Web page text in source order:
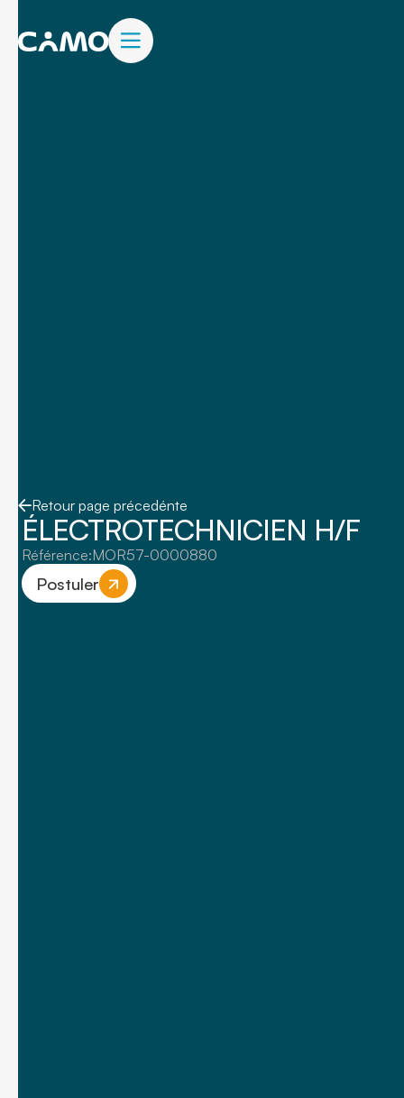
Retour page précedénte
ÉLECTROTECHNICIEN H/F
Référence:MOR57-0000880
Postuler